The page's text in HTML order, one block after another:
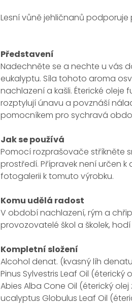
Lesní vůně jehličnanů
Představení
Nadechněte se a nechte u vás
eukalyptu. Síla tohoto aroma
nachlazení a kašli. Éterické
rozptylují únavu a povznáší
pomocníkem pro sychravá
Jak se používá
Pomocí rozprašovače stříkněte
prostředí. Přípravek není určen
fotogalerii k tomuto výrobku.
Komu udělá radost
V období nachlazení, rým a
provozovatelé škol a školek,
Kompletní složení
Alcohol denat. (kvasný líh
Pinus Sylvestris Leaf Oil (éterický
Abies Alba Cone Oil (éterický
ucalyptus Globulus Leaf Oil